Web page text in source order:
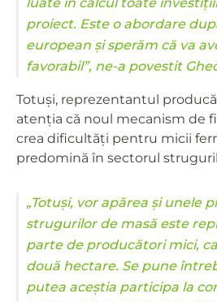
proiect. Este o abordare
european și sperăm că va
favorabil”, ne-a povestit
Totuși, reprezentantul
atenția că noul mecanism de
crea dificultăți pentru micii
predomină în sectorul
„Totuși, vor apărea și unele
strugurilor de masă este
parte de producători mici,
două hectare. Se pune
putea aceștia participa la